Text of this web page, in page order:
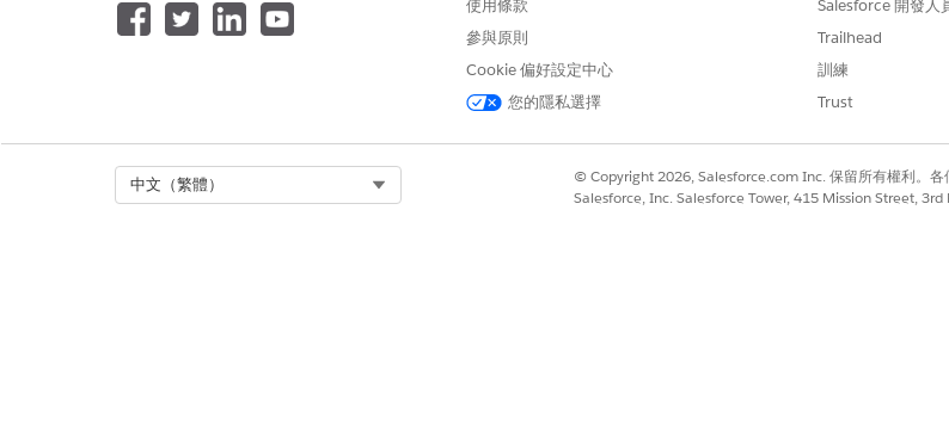
在「API」區段中,輸入回呼 URL。提供合規性應用程式的 API 端點。
https://orgfeature.cumuluscapital.com/services/data/v64.0/
根據您的業務需求設定其他參數,然後儲存您的變更。
此文章是否解決您的問題？
使用條款
參與原則
Cookie 偏好設定中心
您的隱私選擇
Salesforce 開發人
Trailhead
訓練
Trust
中文（繁體）
© Copyright 2026, Salesforce.com Inc. 保留所有權利。各
Salesforce, Inc. Salesforce Tower, 415 Mission Street,